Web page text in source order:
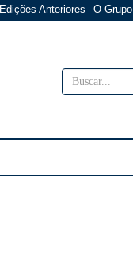
Edições Anteriores O Grupo